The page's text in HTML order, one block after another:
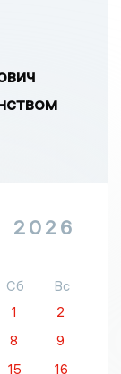
2026
Сб
Вс
1
2
8
9
15
16